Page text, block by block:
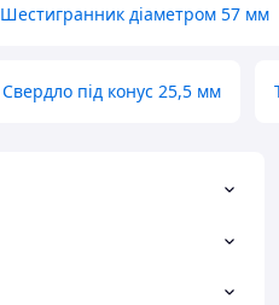
Шестигранник діаметром 57 мм
Свердло під конус 25,5 мм